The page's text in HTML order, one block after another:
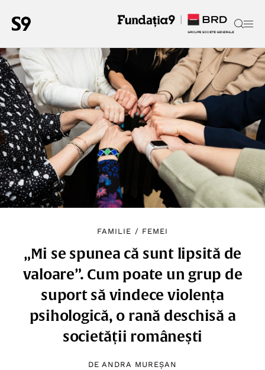
FAMILIE / FEMEI
„Mi se spunea că sunt lipsită de
valoare”. Cum poate un grup de
suport să vindece violența
psihologică, o rană deschisă a
societății românești
DEANDRA MUREȘAN